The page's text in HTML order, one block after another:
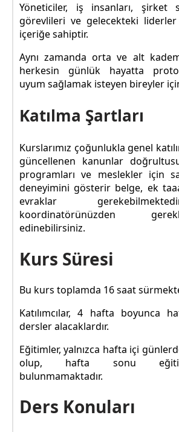
Yöneticiler, iş insanları, şirket
görevlileri ve gelecekteki
içeriğe sahiptir.
Aynı zamanda orta ve alt
herkesin günlük hayatta
uyum sağlamak isteyen bireyler
Katılma Şartları
Kurslarımız çoğunlukla genel
güncellenen kanunlar
programları ve meslekler için
deneyimini gösterir belge, ek
evraklar
koordinatörünüzden
edinebilirsiniz.
Kurs Süresi
Bu kurs toplamda 16 saat
Katılımcılar, 4 hafta boyunca
dersler alacaklardır.
Eğitimler, yalnızca hafta içi
olup, hafta sonu
bulunmamaktadır.
Ders Konuları